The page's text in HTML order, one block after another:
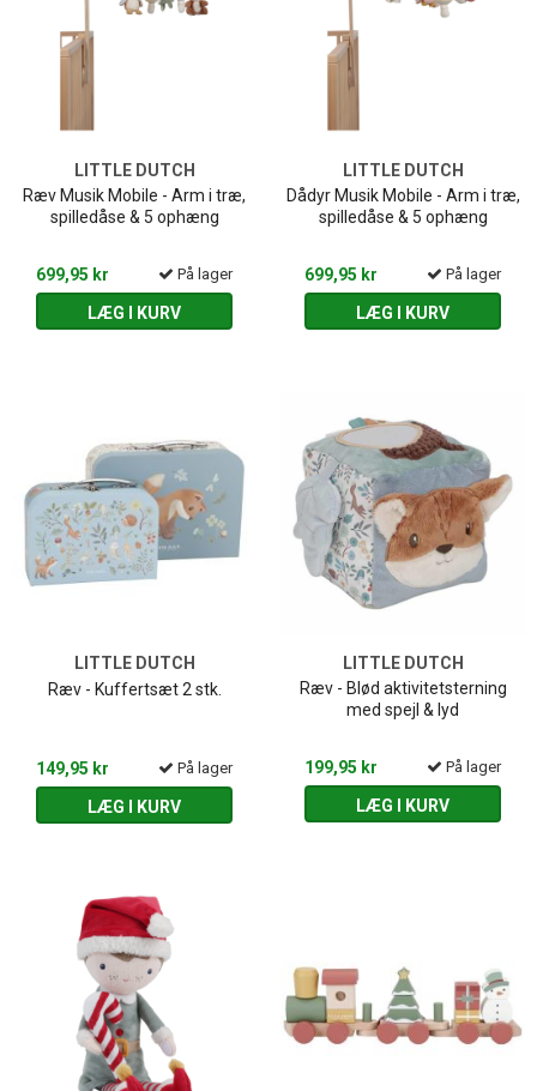
LITTLE DUTCH
Ræv Musik Mobile - Arm i træ,
spilledåse & 5 ophæng
699,95 kr På lager
LÆG I KURV
LITTLE DUTCH
Dådyr Musik Mobile - Arm i træ,
spilledåse & 5 ophæng
699,95 kr På lager
LÆG I KURV
LITTLE DUTCH
Ræv - Kuffertsæt 2 stk.
149,95 kr På lager
LÆG I KURV
LITTLE DUTCH
Ræv - Blød aktivitetsterning
med spejl & lyd
199,95 kr På lager
LÆG I KURV